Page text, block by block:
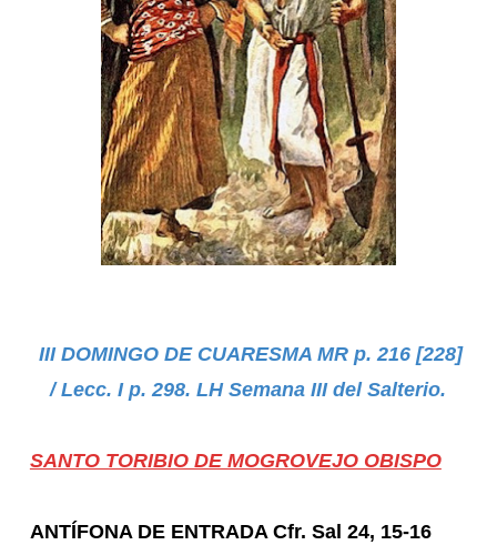
III DOMINGO DE CUARESMA MR p. 216 [228]
/ Lecc. I p. 298. LH Semana III del Salterio.
SANTO TORIBIO DE MOGROVEJO OBISPO
ANTÍFONA DE ENTRADA Cfr. Sal 24, 15-16